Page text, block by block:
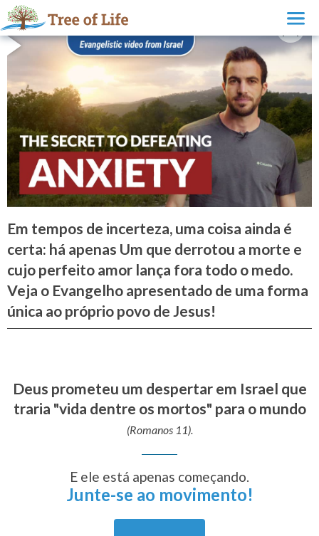
Em tempos de incerteza, uma coisa ainda é
certa: há apenas Um que derrotou a morte e
cujo perfeito amor lança fora todo o medo.
Veja o Evangelho apresentado de uma forma
única ao próprio povo de Jesus!
Deus prometeu um despertar em Israel que
traria "vida dentre os mortos" para o mundo
(Romanos 11).
E ele está apenas começando.
Junte-se ao movimento!